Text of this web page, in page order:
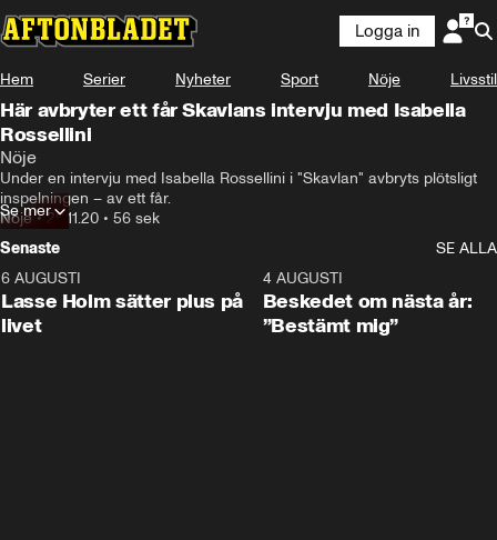
Logga in
Hem Serier Nyheter Sport Nöje Livsstil
Här avbryter ett får Skavlans intervju med Isabella
Rossellini
Nöje
Under en intervju med Isabella Rossellini i "Skavlan" avbryts plötsligt
inspelningen – av ett får.
Nöje•26.11.20 • 56 sek
Se mer
Senaste
SE ALLA
6 AUGUSTI
Lasse Holm sätter plus på
livet
4 AUGUSTI
Beskedet om nästa år:
”Bestämt mig”